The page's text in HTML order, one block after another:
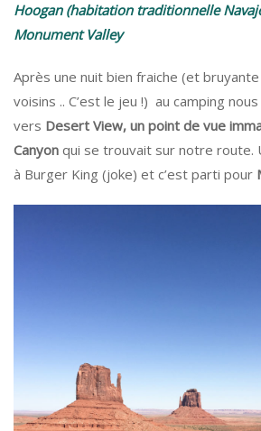
Hoogan (habitation traditionnelle
Monument Valley
Après une nuit bien fraiche (et
voisins .. C’est le jeu !) au camping
vers Desert View, un point de vue
Canyon qui se trouvait sur notre route.
à Burger King (joke) et c’est parti pour